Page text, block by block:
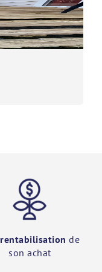
rentabilisation de
son achat